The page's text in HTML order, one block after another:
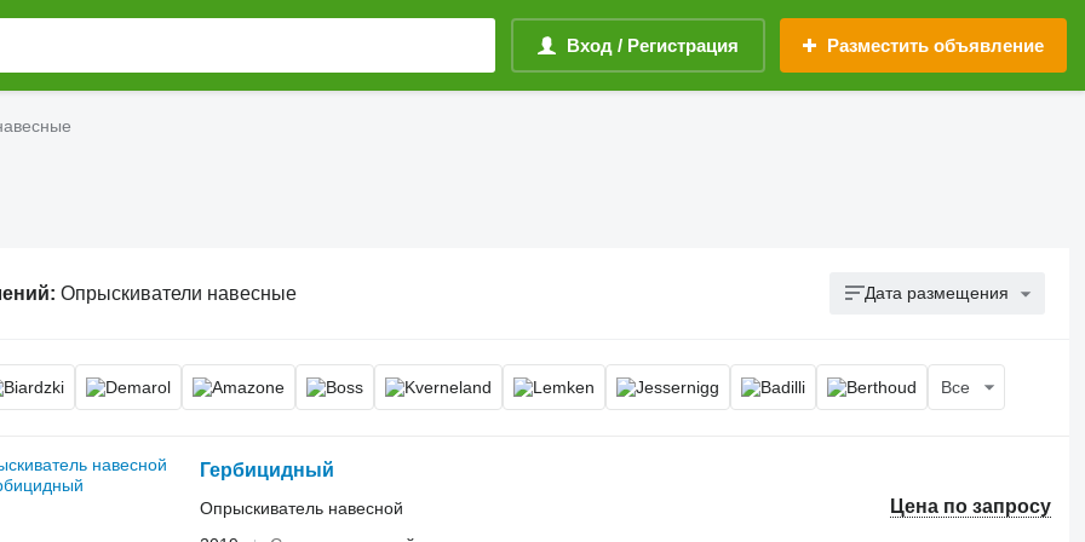
Вход / Регистрация Разместить объявление
Опрыскиватели навесные Дата размещения
Все
Гербицидный
Цена по запросу
Опрыскиватель навесной